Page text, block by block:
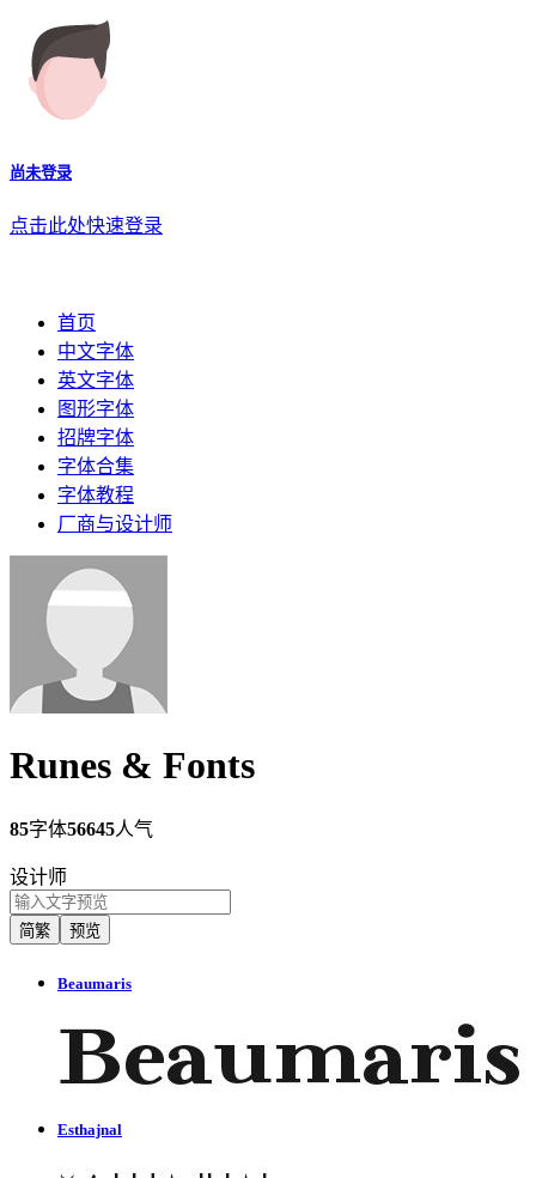
尚未登录
点击此处快速登录
首页
中文字体
英文字体
图形字体
招牌字体
字体合集
字体教程
厂商与设计师
Runes & Fonts
85字体56645人气
设计师
简繁 预览
Beaumaris
Esthajnal